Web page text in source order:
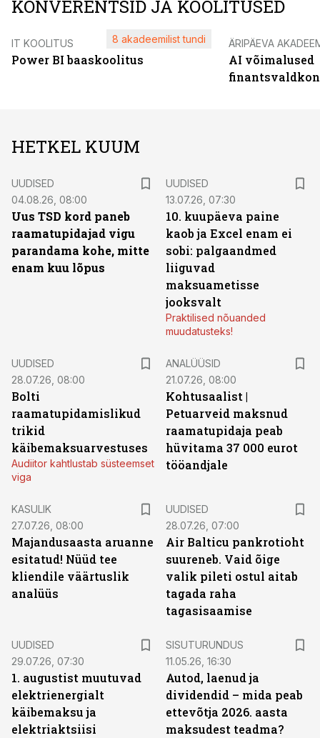
KONVERENTSID JA KOOLITUSED
IT KOOLITUS
Power BI baaskoolitus
8 akadeemilist tundi ÄRIPÄEVA
AI võimalused
HETKEL KUUM
UUDISED
04.08.26, 08:00
Uus TSD kord paneb
raamatupidajad vigu
parandama kohe, mitte
enam kuu lõpus
UUDISED
13.07.26, 07:30
10. kuupäeva paine
kaob ja Excel enam ei
sobi: palgaandmed
liiguvad
maksuametisse
jooksvalt
Praktilised nõuanded
muudatusteks!
UUDISED
28.07.26, 08:00
Bolti
raamatupidamislikud
trikid
käibemaksuarvestuses
Audiitor kahtlustab süsteemset
viga
ANALÜÜSID
21.07.26, 08:00
Kohtusaalist |
Petuarveid maksnud
raamatupidaja peab
hüvitama 37 000 eurot
tööandjale
KASULIK
27.07.26, 08:00
Majandusaasta aruanne
esitatud! Nüüd tee
kliendile väärtuslik
analüüs
UUDISED
28.07.26, 07:00
Air Balticu pankrotioht
suureneb. Vaid õige
valik pileti ostul aitab
tagada raha
tagasisaamise
UUDISED
29.07.26, 07:30
1. augustist muutuvad
elektrienergialt
käibemaksu ja
elektriaktsiisi
SISUTURUNDUS
11.05.26, 16:30
Autod, laenud ja
dividendid – mida peab
ettevõtja 2026. aasta
maksudest teadma?